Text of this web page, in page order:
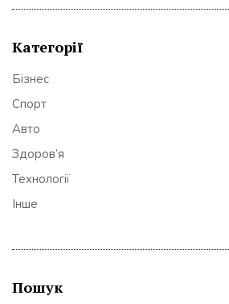
Категорії
Бізнес
Спорт
Авто
Здоров’я
Технології
Інше
Пошук